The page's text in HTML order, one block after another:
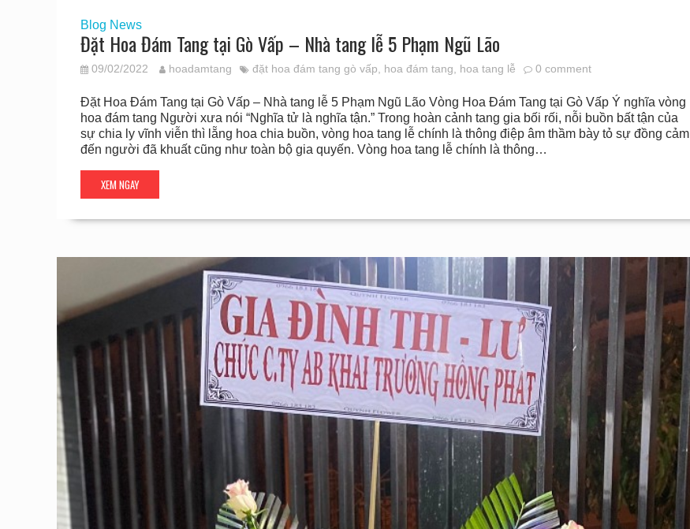
Blog News
Đặt Hoa Đám Tang tại Gò Vấp – Nhà tang lễ 5 Phạm Ngũ Lão
09/02/2022 hoadamtang đặt hoa đám tang gò vấp hoa đám tang hoa tang lễ 0 comment
Đặt Hoa Đám Tang tại Gò Vấp – Nhà tang lễ 5 Phạm Ngũ Lão Vòng Hoa Đám Tang tại Gò Vấp Ý nghĩa vòng
hoa đám tang Người xưa nói “Nghĩa tử là nghĩa tận.” Trong hoàn cảnh tang gia bối rối, nỗi buồn bất tận của
sự chia ly vĩnh viễn thì lẵng hoa chia buồn, vòng hoa tang lễ chính là thông điệp âm thầm bày tỏ sự đồng cảm
đến người đã khuất cũng như toàn bộ gia quyến. Vòng hoa tang lễ chính là thông…
XEM NGAY